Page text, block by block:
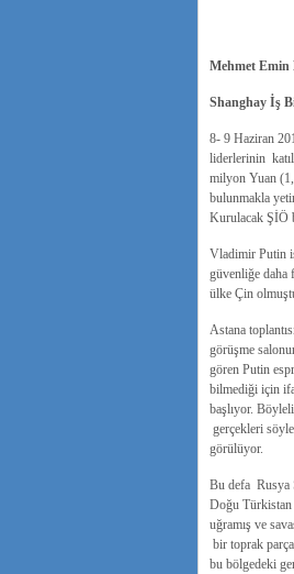
Mehmet
Shanghay İş
8- 9 Haziran
liderlerinin
milyon Yuan
bulunmakla
Kurulacak ŞİÖ
Vladimir Putin
güvenliğe daha
ülke Çin
Astana
görüşme
gören Putin
bilmediği için
başlıyor.
gerçekleri
görülüyor.
Bu defa Rusya
Doğu Türkistan
uğramış ve
bir toprak
bu bölgedeki